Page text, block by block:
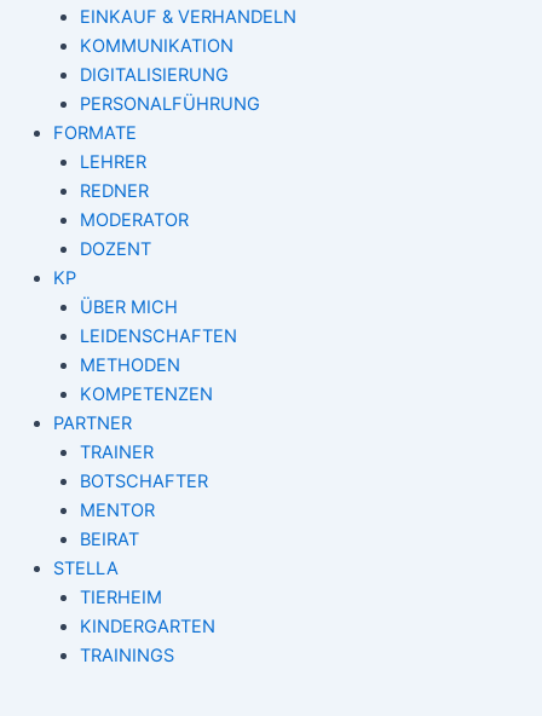
EINKAUF & VERHANDELN
KOMMUNIKATION
DIGITALISIERUNG
PERSONALFÜHRUNG
FORMATE
LEHRER
REDNER
MODERATOR
DOZENT
KP
ÜBER MICH
LEIDENSCHAFTEN
METHODEN
KOMPETENZEN
PARTNER
TRAINER
BOTSCHAFTER
MENTOR
BEIRAT
STELLA
TIERHEIM
KINDERGARTEN
TRAININGS